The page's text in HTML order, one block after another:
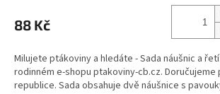
88 Kč
Milujete ptákoviny a hledáte - Sada náušnic a
rodinném e-shopu ptakoviny-cb.cz. Doručujeme
republice. Sada obsahuje dvě náušnice s